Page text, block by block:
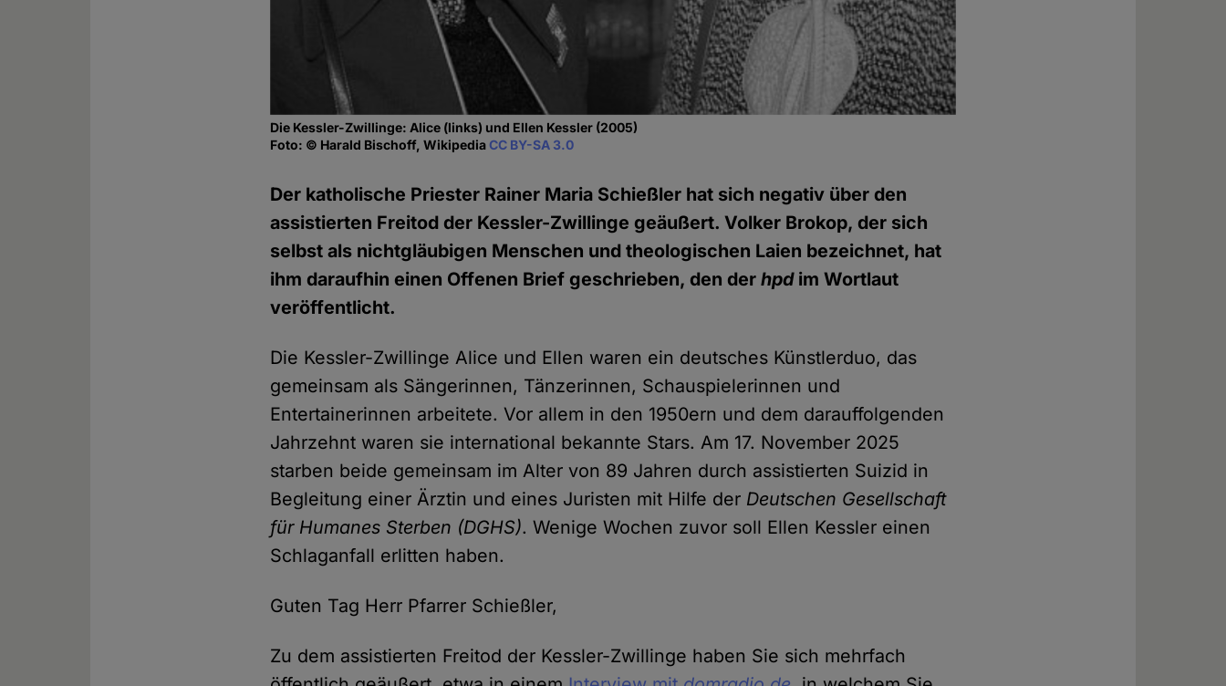
Die Kessler-Zwillinge: Alice (links) und Ellen Kessler (2005)
Foto: © Harald Bischoff, WikipediaCC BY-SA 3.0
Der katholische Priester Rainer Maria Schießler hat sich negativ über den
assistierten Freitod der Kessler-Zwillinge geäußert. Volker Brokop, der sich
selbst als nichtgläubigen Menschen und theologischen Laien bezeichnet, hat
ihm daraufhin einen Offenen Brief geschrieben, den derhpdim Wortlaut
veröffentlicht.
Die Kessler-Zwillinge Alice und Ellen waren ein deutsches Künstlerduo, das
gemeinsam als Sängerinnen, Tänzerinnen, Schauspielerinnen und
Entertainerinnen arbeitete. Vor allem in den 1950ern und dem darauffolgenden
Jahrzehnt waren sie international bekannte Stars. Am 17. November 2025
starben beide gemeinsam im Alter von 89 Jahren durch assistierten Suizid in
Begleitung einer Ärztin und eines Juristen mit Hilfe der Deutschen Gesellschaft
für Humanes Sterben (DGHS). Wenige Wochen zuvor soll Ellen Kessler einen
Schlaganfall erlitten haben.
Guten Tag Herr Pfarrer Schießler,
Zu dem assistierten Freitod der Kessler-Zwillinge haben Sie sich mehrfach